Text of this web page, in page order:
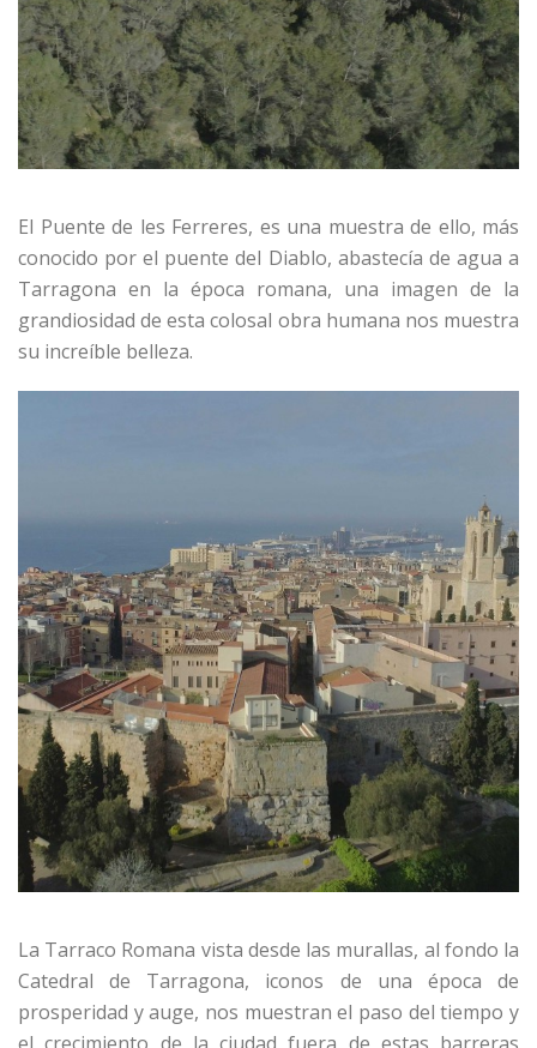
El Puente de les Ferreres, es una muestra de ello, más
conocido por el puente del Diablo, abastecía de agua a
Tarragona en la época romana, una imagen de la
grandiosidad de esta colosal obra humana nos muestra
su increíble belleza.
La Tarraco Romana vista desde las murallas, al fondo la
Catedral de Tarragona, iconos de una época de
prosperidad y auge, nos muestran el paso del tiempo y